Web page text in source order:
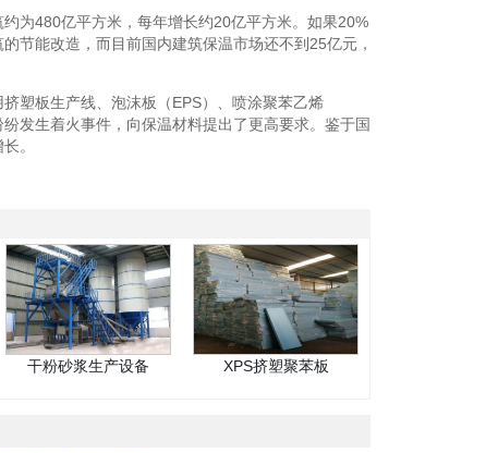
为480亿平方米，每年增长约20亿平方米。如果20%
节能改造，而目前国内建筑保温市场还不到25亿元，
塑板生产线、泡沫板（EPS）、喷涂聚苯乙烯
发生着火事件，向保温材料提出了更高要求。鉴于国
。
干粉砂浆生产设备 XPS挤塑聚苯板